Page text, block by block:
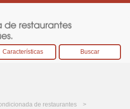
Características Buscar
de restaurantes